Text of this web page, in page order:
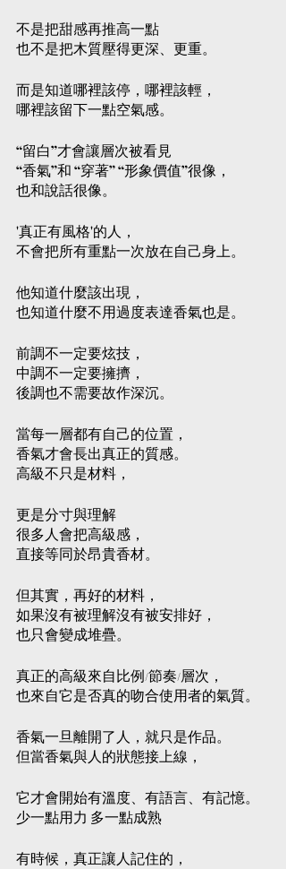
不是把甜感再推高一點
也不是把木質壓得更深、更重。
而是知道哪裡該停，哪裡該輕，
哪裡該留下一點空氣感。
“留白”才會讓層次被看見
“香氣”和 “穿著” “形象價值”很像，
也和說話很像。
'真正有風格'的人，
不會把所有重點一次放在自己身上。
他知道什麼該出現，
也知道什麼不用過度表達香氣也是。
前調不一定要炫技，
中調不一定要擁擠，
後調也不需要故作深沉。
當每一層都有自己的位置，
香氣才會長出真正的質感。
高級不只是材料，
更是分寸與理解
很多人會把高級感，
直接等同於昂貴香材。
但其實，再好的材料，
如果沒有被理解沒有被安排好，
也只會變成堆疊。
真正的高級來自比例/節奏/層次，
也來自它是否真的吻合使用者的氣質。
香氣一旦離開了人，就只是作品。
但當香氣與人的狀態接上線，
它才會開始有溫度、有語言、有記憶。
少一點用力 多一點成熟
有時候，真正讓人記住的，